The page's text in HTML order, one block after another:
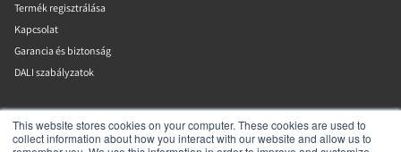
This website stores cookies on your computer. These cookies are used to
collect information about how you interact with our website and allow us to
Termék regisztrálása
Kapcsolat
Garancia és biztonság
DALI szabályzatok
DALI A/S